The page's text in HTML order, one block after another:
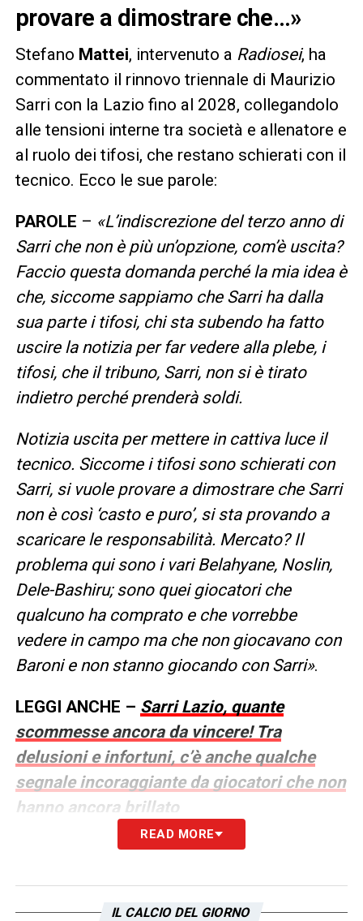
provare a dimostrare che…»
Stefano Mattei, intervenuto a Radiosei, ha
commentato il rinnovo triennale di Maurizio
Sarri con la Lazio fino al 2028, collegandolo
alle tensioni interne tra società e allenatore e
al ruolo dei tifosi, che restano schierati con il
tecnico. Ecco le sue parole:
PAROLE – «L’indiscrezione del terzo anno di
Sarri che non è più un’opzione, com’è uscita?
Faccio questa domanda perché la mia idea è
che, siccome sappiamo che Sarri ha dalla
sua parte i tifosi, chi sta subendo ha fatto
uscire la notizia per far vedere alla plebe, i
tifosi, che il tribuno, Sarri, non si è tirato
indietro perché prenderà soldi.
Notizia uscita per mettere in cattiva luce il
tecnico. Siccome i tifosi sono schierati con
Sarri, si vuole provare a dimostrare che Sarri
non è così ‘casto e puro’, si sta provando a
scaricare le responsabilità. Mercato? Il
problema qui sono i vari Belahyane, Noslin,
Dele-Bashiru; sono quei giocatori che
qualcuno ha comprato e che vorrebbe
vedere in campo ma che non giocavano con
Baroni e non stanno giocando con Sarri».
LEGGI ANCHE – Sarri Lazio, quante
scommesse ancora da vincere! Tra
delusioni e infortuni, c’è anche qualche
segnale incoraggiante da giocatori che non
hanno ancora brillato
READ MORE
IL CALCIO DEL GIORNO